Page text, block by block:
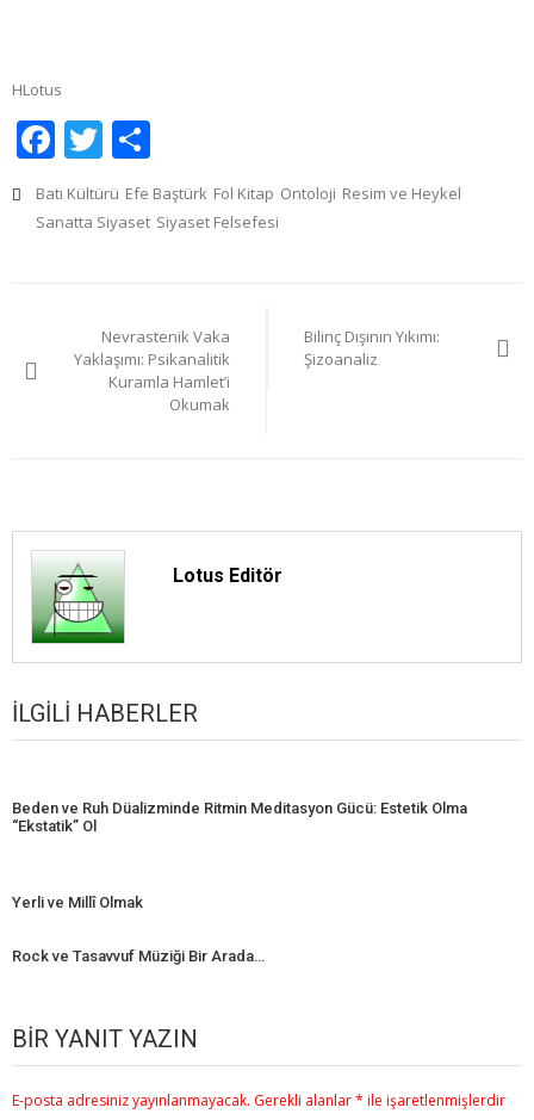
HLotus
Facebook
Twitter
Batı Kültürü Efe Baştürk Fol Kitap Ontoloji Resim ve Heykel
Sanatta Siyaset Siyaset Felsefesi
gezinmesi
Nevrastenik Vaka
Yaklaşımı: Psikanalitik
Kuramla Hamlet’i
Okumak
Bilinç Dışının Yıkımı:
Şizoanaliz
Lotus Editör
İLGILI HABERLER
Beden ve Ruh Düalizminde Ritmin Meditasyon Gücü: Estetik Olma
“Ekstatik” Ol
Yerli ve Millî Olmak
Rock ve Tasavvuf Müziği Bir Arada…
BIR YANIT YAZIN
E-posta adresiniz yayınlanmayacak. Gerekli alanlar* ile işaretlenmişlerdir